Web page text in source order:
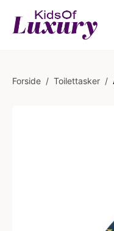
Forside / Toilettasker /